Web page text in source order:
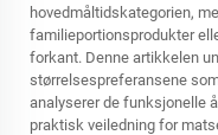
hovedmåltidskategorien,
familieportionsprodukter
forkant. Denne artikkelen
størrelsespreferansene
analyserer de funksjonelle
praktisk veiledning for